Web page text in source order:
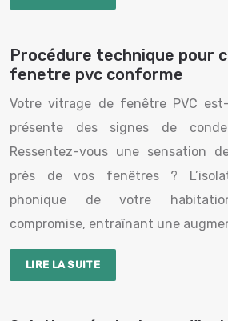
Procédure technique pour
fenetre pvc conforme
Votre vitrage de fenêtre PVC
présente des signes de
Ressentez-vous une sensation
près de vos fenêtres ?
phonique de votre
compromise, entraînant une
LIRE LA SUITE